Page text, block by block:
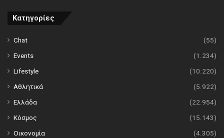
Κατηγορίες
Chat
(55)
Events
(1.234)
Lifestyle
(10.220)
Αθλητικά
(5.922)
Ελλάδα
(22.954)
Κόσμος
(15.143)
Οικονομία
(4.305)